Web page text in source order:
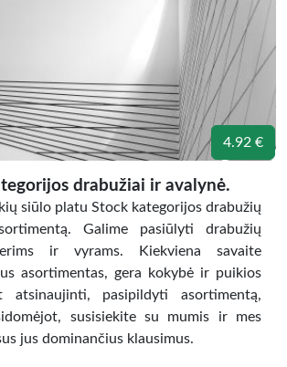
4.92 €
drabužiai ir avalynė.
siūlo platu Stock kategorijos drabužių
Galime pasiūlyti drabužių
ir vyrams. Kiekviena savaite
asortimentas, gera kokybė ir puikios
atsinaujinti, pasipildyti asortimentą,
susisiekite su mumis ir mes
jus dominančius klausimus.